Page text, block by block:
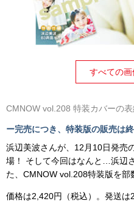
すべての
CMNOW vol.208 特装カバーの
ー完売につき、特装版の販売は
浜辺美波さんが、12月10日発売
場！ そして今回はなんと…浜辺
た、CMNOW vol.208特装版を部
価格は2,420円（税込）。発送